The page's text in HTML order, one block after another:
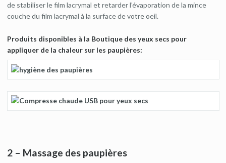
de stabiliser le film lacrymal et retarder l’évaporation de la mince
couche du film lacrymal à la surface de votre oeil.
Produits disponibles à la Boutique des yeux secs pour
appliquer de la chaleur sur les paupières:
2 – Massage des paupières